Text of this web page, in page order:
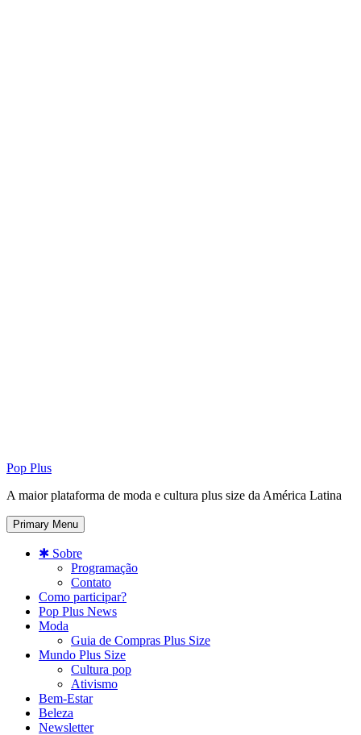
Pop Plus
A maior plataforma de moda e cultura plus size da América Latina
Primary Menu
✱ Sobre
Programação
Contato
Como participar?
Pop Plus News
Moda
Guia de Compras Plus Size
Mundo Plus Size
Cultura pop
Ativismo
Bem-Estar
Beleza
Newsletter